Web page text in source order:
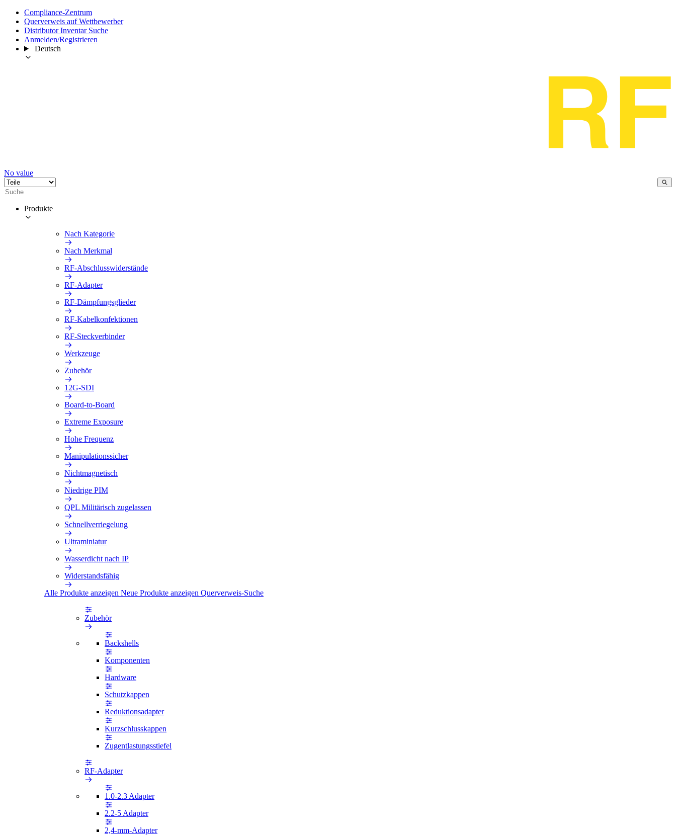
Compliance-Zentrum
Querverweis auf Wettbewerber
Distributor Inventar Suche
Anmelden/Registrieren
Deutsch
No value
Produkte
Nach Kategorie
Nach Merkmal
RF-Abschlusswiderstände
RF-Adapter
RF-Dämpfungsglieder
RF-Kabelkonfektionen
RF-Steckverbinder
Werkzeuge
Zubehör
12G-SDI
Board-to-Board
Extreme Exposure
Hohe Frequenz
Manipulationssicher
Nichtmagnetisch
Niedrige PIM
QPL Militärisch zugelassen
Schnellverriegelung
Ultraminiatur
Wasserdicht nach IP
Widerstandsfähig
Alle Produkte anzeigen Neue Produkte anzeigen Querverweis-Suche
Zubehör
Backshells
Komponenten
Hardware
Schutzkappen
Reduktionsadapter
Kurzschlusskappen
Zugentlastungsstiefel
RF-Adapter
1.0-2.3 Adapter
2.2-5 Adapter
2,4-mm-Adapter